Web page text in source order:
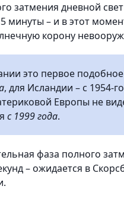
затмения дневной
минуты – и в этот
корону
это первое
, для Исландии – с 1954-
Европы не
с 1999 года.
фаза полного
– ожидается в